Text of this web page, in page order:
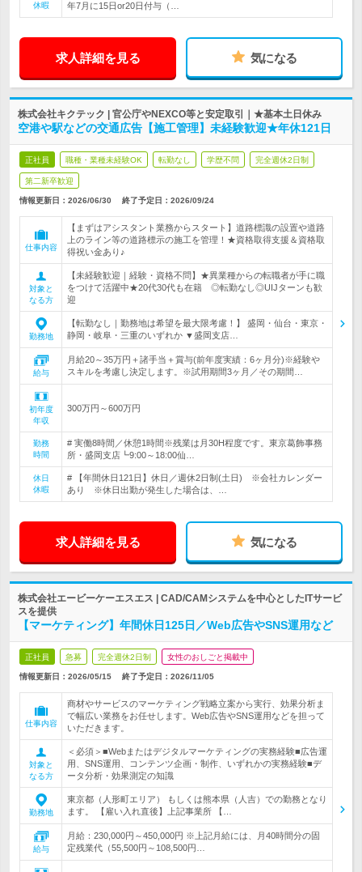
休暇
年7月に15日or20日付与（…
求人詳細を見る 気になる
株式会社キクテック | 官公庁やNEXCO等と安定取引｜★基本土日休み
空港や駅などの交通広告【施工管理】未経験歓迎★年休121日
正社員 職種・業種未経験OK 転勤なし 学歴不問 完全週休2日制
第二新卒歓迎
情報更新日：2026/06/30 終了予定日： 2026/09/24
仕事内容
【まずはアシスタント業務からスタート】道路標識の設置や道路
上のライン等の道路標示の施工を管理！★資格取得支援＆資格取
得祝い金あり♪
対象と
なる方
【未経験歓迎｜経験・資格不問】★異業種からの転職者が手に職
をつけて活躍中★20代30代も在籍 ◎転勤なし◎UIJターンも歓
迎
勤務地
【転勤なし｜勤務地は希望を最大限考慮！】 盛岡・仙台・東京・
静岡・岐阜・三重のいずれか ▼盛岡支店…
給与
月給20～35万円＋諸手当＋賞与(前年度実績：6ヶ月分)※経験や
スキルを考慮し決定します。※試用期間3ヶ月／その期間…
初年度
年収
300万円～600万円
勤務
時間
# 実働8時間／休憩1時間※残業は月30H程度です。東京葛飾事務
所・盛岡支店┗9:00～18:00仙…
休日
休暇
# 【年間休日121日】休日／週休2日制(土日) ※会社カレンダー
あり ※休日出勤が発生した場合は、…
求人詳細を見る 気になる
株式会社エービーケーエスエス | CAD/CAMシステムを中心としたITサービ
スを提供
【マーケティング】年間休日125日／Web広告やSNS運用など
正社員 急募 完全週休2日制 女性のおしごと掲載中
情報更新日：2026/05/15 終了予定日： 2026/11/05
仕事内容
商材やサービスのマーケティング戦略立案から実行、効果分析ま
で幅広い業務をお任せします。Web広告やSNS運用などを担って
いただきます。
対象と
なる方
＜必須＞■Webまたはデジタルマーケティングの実務経験■広告運
用、SNS運用、コンテンツ企画・制作、いずれかの実務経験■デ
ータ分析・効果測定の知識
勤務地
東京都（人形町エリア） もしくは熊本県（人吉）での勤務となり
ます。 【雇い入れ直後】上記事業所 【…
給与
月給：230,000円～450,000円 ※上記月給には、月40時間分の固
定残業代（55,500円～108,500円…